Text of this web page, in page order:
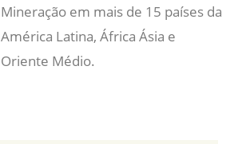
Mineração em mais de 15 países da
América Latina, África Ásia e
Oriente Médio.